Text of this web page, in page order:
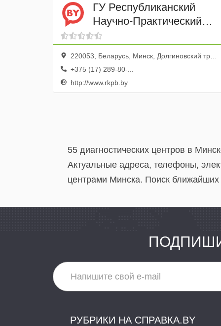
ГУ Республиканский
Научно-Практический
центр Психического
Здоровья
220053, Беларусь, Минск, Долгиновский тракт, 152
+375 (17) 289-80-...
http://www.rkpb.by
55 диагностических центров в
Актуальные адреса, телефоны,
центрами Минска. Поиск ближайших
РУБРИКИ НА СПРАВКА.BY